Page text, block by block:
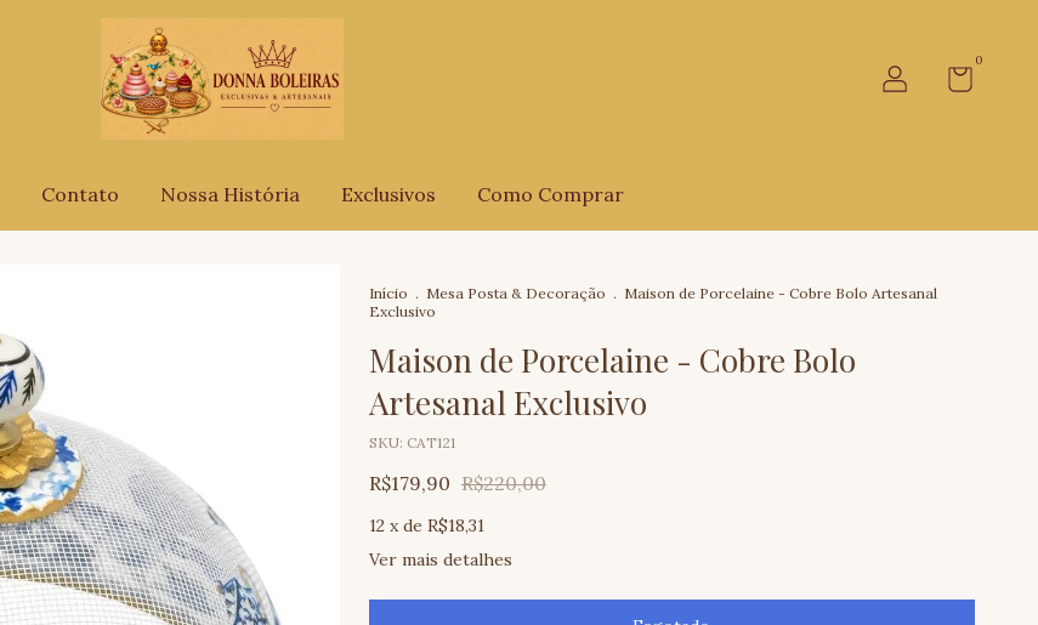
0
Contato Nossa História Exclusivos Como Comprar
Início . Mesa Posta & Decoração . Maison de Porcelaine - Cobre Bolo Artesanal
Exclusivo
Maison de Porcelaine - Cobre Bolo
Artesanal Exclusivo
SKU: CAT121
R$179,90 R$220,00
12 x de R$18,31
Ver mais detalhes